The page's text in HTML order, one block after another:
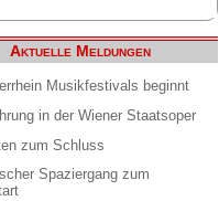
Aktuelle Meldungen
Musikfestivals beginnt
in der Wiener Staatsoper
zum Schluss
Spaziergang zum